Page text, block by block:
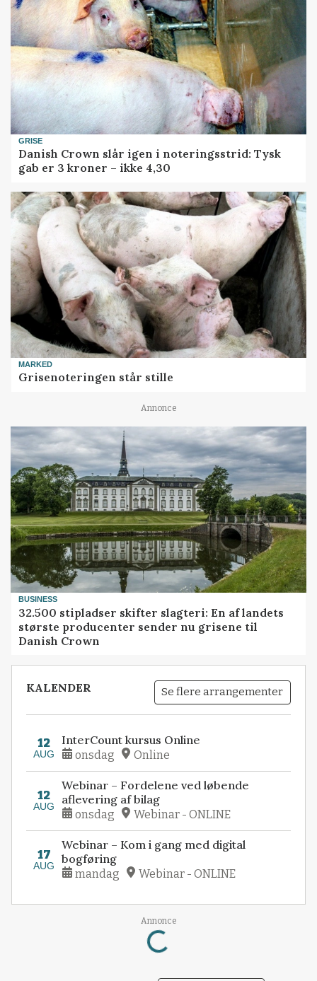
GRISE
Danish Crown slår igen i noteringsstrid: Tysk
gab er 3 kroner – ikke 4,30
MARKED
Grisenoteringen står stille
Annonce
BUSINESS
32.500 stipladser skifter slagteri: En af landets
største producenter sender nu grisene til
Danish Crown
KALENDER Se flere arrangementer
12
AUG
InterCount kursus Online
onsdag Online
12
AUG
Webinar – Fordelene ved løbende
aflevering af bilag
onsdag Webinar - ONLINE
17
AUG
Webinar – Kom i gang med digital
bogføring
mandag Webinar - ONLINE
Annonce
Loading...